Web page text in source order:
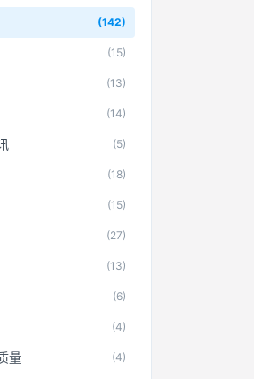
(142)
(15)
(13)
(14)
(5)
(18)
(15)
(27)
(13)
(6)
(4)
量 (4)